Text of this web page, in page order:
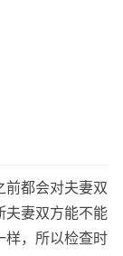
前都会对夫妻双
夫妻双方能不能
样，所以检查时